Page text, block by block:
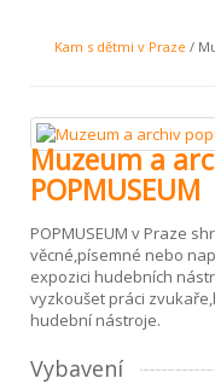
Kam s dětmi v Praze /
Muzeum a
POPMUSEUM
POPMUSEUM v Praze
věcné,písemné nebo
expozici hudebních
vyzkoušet práci
hudební nástroje.
Vybavení